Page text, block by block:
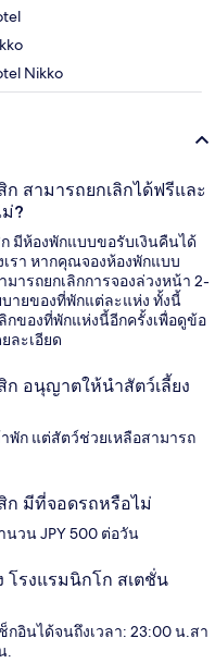
Nikko
สามารถยกเลิกได้ฟรีและ
?
มีห้องพักแบบขอรับเงินคืนได้
รา หากคุณจองห้องพักแบบ
ารถยกเลิกการจองล่วงหน้า 2-
ายของที่พักแต่ละแห่ง ทั้งนี้
ของที่พักแห่งนี้อีกครั้งเพื่อดูข้อ
ละเอียด
อนุญาตให้นำสัตว์เลี้ยง
พัก แต่สัตว์ช่วยเหลือสามารถ
ก มีที่จอดรถหรือไม่
นวน JPY 500 ต่อวัน
โรงแรมนิกโก สเตชั่น
กอินได้จนถึงเวลา: 23:00 น.สา
.